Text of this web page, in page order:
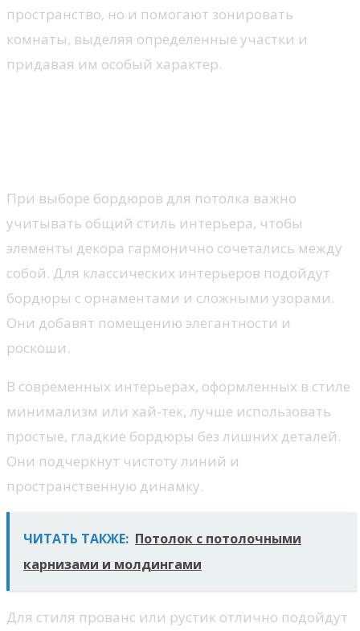
пространство, но и помогают зонировать
комнаты, выделяя определенные участки и
придавая им особый характер.
При выборе бордюров для потолка важно
учитывать общий стиль интерьера, чтобы
элементы декора гармонично сочетались между
собой. Для классических интерьеров подойдут
бордюры с орнаментами и сложными узорами.
Они добавят помещению элегантности и
роскоши.
В современных интерьерах, оформленных в стиле
минимализм или хай-тек, лучше использовать
простые, гладкие бордюры без лишних деталей.
Они подчеркнут чистоту линий и
пространственную динамку.
ЧИТАТЬ ТАКЖЕ: Потолок с потолочными
карнизами и молдингами
Для стиля прованс или рустик отлично подойдут